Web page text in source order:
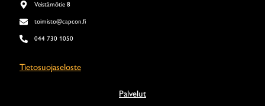
Veistämötie 8
toimisto@capcon.fi
044 730 1050
Tietosuojaseloste
Palvelut